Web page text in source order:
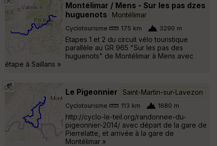
Montélimar / Mens - Sur les pas dzes
huguenots
Montélimar
Cyclotourisme 175 km 3290 m
Etapes 1 et 2 du circuit vélo touristique
parallèle au GR 965 "Sur les pas des
huguenots" de Montélimar à Mens avec
étape à Saillans »
Le Pigeonnier Saint-Martin-sur-Lavezon
Cyclotourisme 113 km 1680 m
http://cyclo-le-teil.org/randonnee-du-
pigeonnier-2014/ avec départ de la gare de
Pierrelatte, et arrivée à la gare de
Montélimar »